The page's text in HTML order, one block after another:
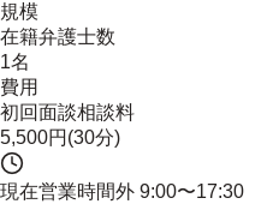
規模
在籍弁護士数
1名
費用
初回面談相談料
5,500円(30分)
現在営業時間外 9:00〜17:30